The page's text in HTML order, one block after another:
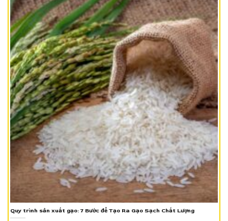
Quy trình sản xuất gạo: 7 Bước để Tạo Ra Gạo Sạch Chất Lượng